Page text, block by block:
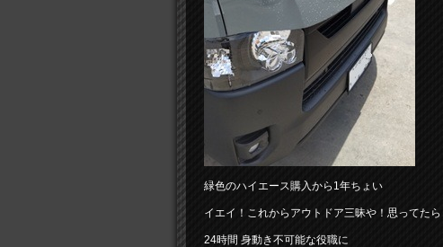
緑色のハイエース購入から1年ちょい
イエイ！これからアウトドア三昧や！思ってたら
24時間 身動き不可能な役職に